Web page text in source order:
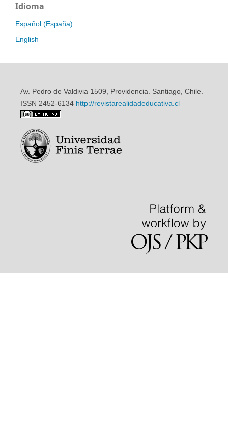
Idioma
Español (España)
English
Av. Pedro de Valdivia 1509, Providencia. Santiago, Chile.
ISSN 2452-6134 http://revistarealidadeducativa.cl